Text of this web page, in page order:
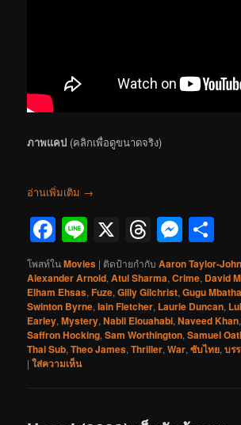
ภาพแคป (คลิกเพื่อดูขนาดจริง)
อ่านเพิ่มเติม →
Facebook
Line
X Threads
โพสท์ในMovies | ติดป้ายกำกับ Aaron Taylor-
Alexander Arnold,Atul Sharma,Crime, David
Elham Ehsas,Fuze,Gilly Gilchrist,Gugu
Swinton Byrne,Iain Fletcher, Laurie Duncan,
Earley,Mystery,Nabil Elouahabi,Naveed Khan,
Saffron Hocking,Sam Worthington,Samuel
Thai Sub,Theo James,Thriller,War,ซับไทย,บร
|ใส่ความเห็น